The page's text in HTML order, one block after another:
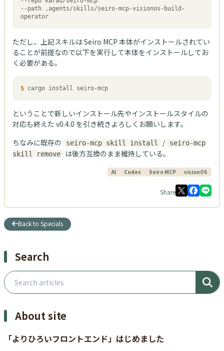
--path .agents/skills/seiro-mcp-visionos-build-
operator
ただし、上記スキルは Seiro MCP 本体がインストールされてい
ることが前提なので以下を実行して本体をインストールしてお
く必要がある。
$ cargo install seiro-mcp
ということで新しいインストール先やインストールスタイルの
対応も終えた v0.4.0 を引き続きよろしくお願いします。
ちなみに既存の
seiro-mcp skill install / seiro-mcp
skill remove
は後方互換のまま維持している。
AI Codex Seiro MCP visionOS
Share
Back to Specials
Search
Search articles
About site
「よりひろいフロントエンド」はじめました